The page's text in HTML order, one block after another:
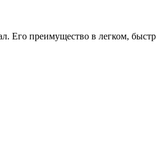
Его преимущество в легком,